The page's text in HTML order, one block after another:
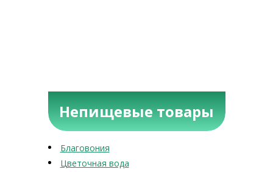
Непищевые товары
Благовония
Цветочная вода